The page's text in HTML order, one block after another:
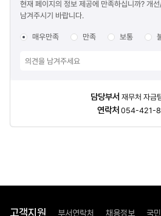
만족도
조사
현재 페이지의 정보 제공에 만족하십니까? 개
남겨주시기 바랍니다.
매우만족 만족 보통
담당부서 재무처 자금
연락처 054-421-
고객지원 부서연락처 채용정보 국